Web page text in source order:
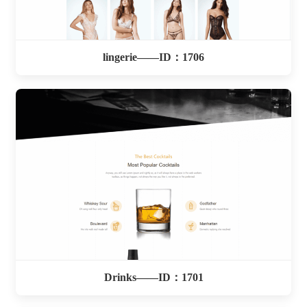
lingerie——ID：1706
Drinks——ID：1701